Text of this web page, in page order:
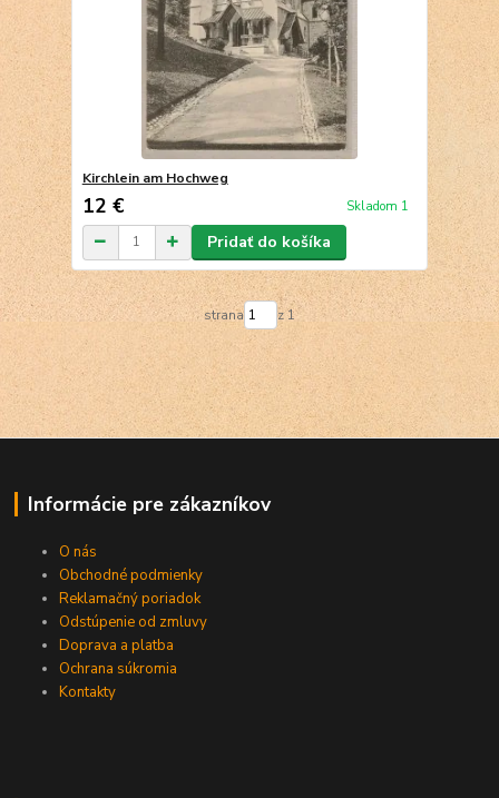
Kirchlein am Hochweg
12 € Skladom 1
Pridať do košíka
strana z 1
Informácie pre zákazníkov
O nás
Obchodné podmienky
Reklamačný poriadok
Odstúpenie od zmluvy
Doprava a platba
Ochrana súkromia
Kontakty